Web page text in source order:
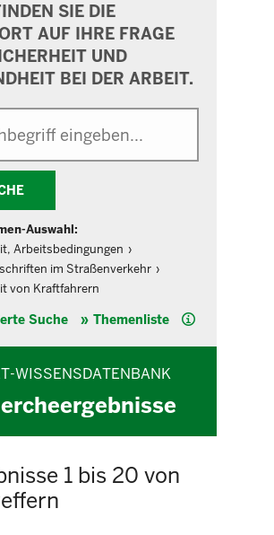
SIE DIE
AUF IHRE FRAGE
UND
BEI DER ARBEIT.
Auswahl:
Arbeitsbedingungen
im Straßenverkehr
von Kraftfahrern
Suche Themenliste Hilfe
WISSENSDATENBANK
1 bis 20 von